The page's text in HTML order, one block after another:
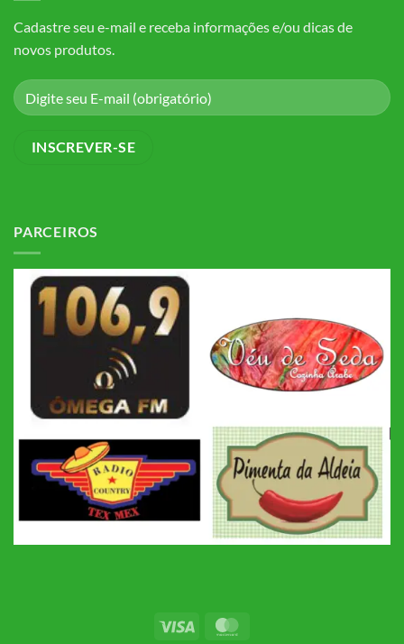
Cadastre seu e-mail e receba informações e/ou dicas de
novos produtos.
PARCEIROS
Visa